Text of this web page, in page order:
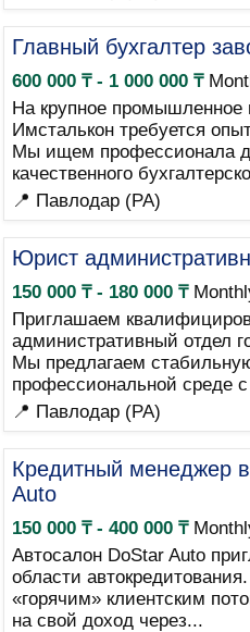
Главный бухгалтер
600 000 ₸ - 1 000 000 ₸
На крупное
Имсталькон требуется
Мы ищем профессионала
качественного
📍 Павлодар (PA)
Юрист
150 000 ₸ - 180 000 ₸
Приглашаем
административный отдел
Мы предлагаем
профессиональной среде
📍 Павлодар (PA)
Кредитный менеджер
Auto
150 000 ₸ - 400 000 ₸
Автосалон DoStar Auto
области
«горячим» клиентским
на свой доход через...